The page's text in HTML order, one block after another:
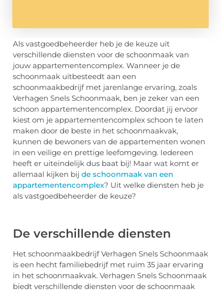
Als vastgoedbeheerder heb je de keuze uit
verschillende diensten voor de schoonmaak van
jouw appartementencomplex. Wanneer je de
schoonmaak uitbesteedt aan een
schoonmaakbedrijf met jarenlange ervaring, zoals
Verhagen Snels Schoonmaak, ben je zeker van een
schoon appartementencomplex. Doordat jij ervoor
kiest om je appartementencomplex schoon te laten
maken door de beste in het schoonmaakvak,
kunnen de bewoners van de appartementen wonen
in een veilige en prettige leefomgeving. Iedereen
heeft er uiteindelijk dus baat bij! Maar wat komt er
allemaal kijken bij de schoonmaak van een
appartementencomplex? Uit welke diensten heb je
als vastgoedbeheerder de keuze?
De verschillende diensten
Het schoonmaakbedrijf Verhagen Snels Schoonmaak
is een hecht familiebedrijf met ruim 35 jaar ervaring
in het schoonmaakvak. Verhagen Snels Schoonmaak
biedt verschillende diensten voor de schoonmaak